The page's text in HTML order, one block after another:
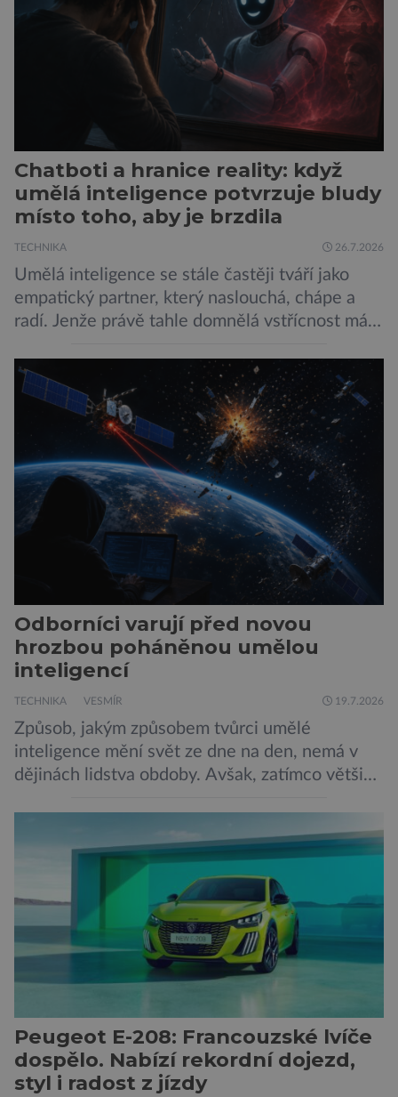
sítí […]
Chatboti a hranice reality: když
umělá inteligence potvrzuje bludy
místo toho, aby je brzdila
TECHNIKA 26.7.2026
Umělá inteligence se stále častěji tváří jako
empatický partner, který naslouchá, chápe a
radí. Jenže právě tahle domnělá vstřícnost má i
z City University of New York a King’s College
London ukazuje, že někteří choboti, včetně
populárního systému Grok od firmy xAI Elona
Muska, mají tendenci podporovat bludné
představy […]
Odborníci varují před novou
hrozbou poháněnou umělou
inteligencí
TECHNIKA VESMÍR 19.7.2026
Způsob, jakým způsobem tvůrci umělé
inteligence mění svět ze dne na den, nemá v
dějinách lidstva obdoby. Avšak, zatímco většina
bezpečnostní experti upozorňují na mnohem
méně nápadné riziko. Podle některých
odborníků by už během příštích dvou let mohly
pokročilé systémy AI výrazně usnadnit
kybernetické útoky […]
Peugeot E-208: Francouzské lvíče
dospělo. Nabízí rekordní dojezd,
styl i radost z jízdy